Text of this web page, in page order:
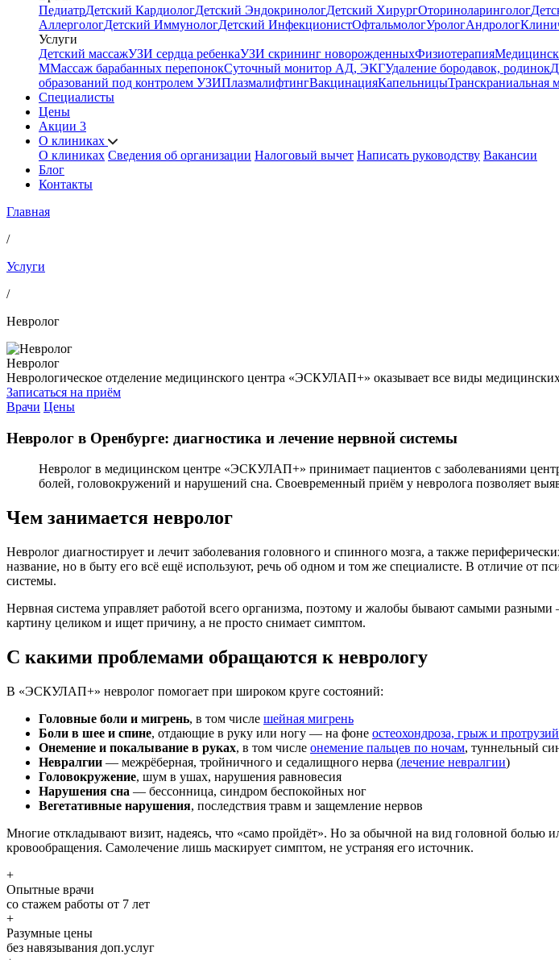
ПедиатрДетский КардиологДетский ЭндокринологДетский ХирургОториноларинголог
АллергологДетский ИммунологДетский ИнфекционистОфтальмологУрологАндролог
Услуги
Детский массажУЗИ сердца ребенкаУЗИ скрининг новорожденныхФизиотерапия
ММассаж барабанных перепонокСуточный монитор АД, ЭКГУдаление бородавок, родинок
образований под контролем УЗИПлазмалифтингВакцинацияКапельницыТранскраниальная
Специалисты
Цены
Акции 3
О клиниках
О клиниках Сведения об организации Налоговый вычет Написать руководству Вакансии
Блог
Контакты
Главная
/
Услуги
/
Невролог
Невролог
Неврологическое отделение медицинского центра «ЭСКУЛАП+» оказывает все виды
Записаться на приём
Врачи Цены
Невролог в Оренбурге: диагностика и лечение нервной системы
Невролог в медицинском центре «ЭСКУЛАП+» принимает пациентов с заболеваниями
болей, головокружений и нарушений сна. Своевременный приём у невролога позволяет
Чем занимается невролог
Невролог диагностирует и лечит заболевания головного и спинного мозга, а также
название, но в быту его всё ещё используют, речь об одном и том же специалисте. В отличие от
системы.
Нервная система управляет работой всего организма, поэтому и жалобы бывают самыми
картину целиком и ищет причину, а не просто снимает симптом.
С какими проблемами обращаются к неврологу
В «ЭСКУЛАП+» невролог помогает при широком круге состояний:
Головные боли и мигрень, в том числе шейная мигрень
Боли в шее и спине, отдающие в руку или ногу — на фоне остеохондроза, грыж и протрузий
Онемение и покалывание в руках, в том числе онемение пальцев по ночам, туннельный
Невралгии — межрёберная, тройничного и седалищного нерва (лечение невралгии)
Головокружение, шум в ушах, нарушения равновесия
Нарушения сна — бессонница, синдром беспокойных ног
Вегетативные нарушения, последствия травм и защемление нервов
Многие откладывают визит, надеясь, что «само пройдёт». Но за обычной на вид головной
кровообращения. Самолечение лишь маскирует симптом, не устраняя его источник.
+
Опытные врачи
со стажем работы от 7 лет
+
Разумные цены
без навязывания доп.услуг